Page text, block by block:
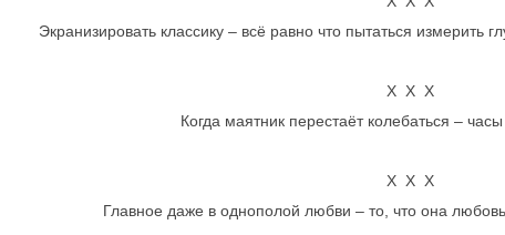
Экранизировать классику – всё равно что пытаться измерить
Х Х Х
Когда маятник перестаёт колебаться –
Х Х Х
Главное даже в однополой любви – то, что она